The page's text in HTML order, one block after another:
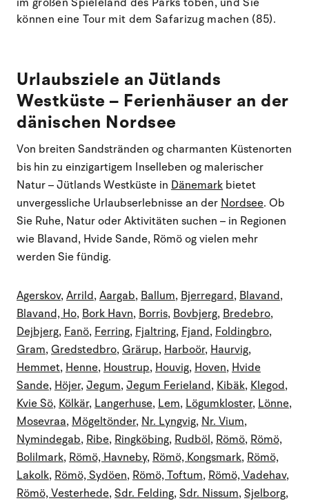
können eine Tour mit dem Safarizug machen (85).
Urlaubsziele an Jütlands
Westküste – Ferienhäuser an der
dänischen Nordsee
Von breiten Sandstränden og charmanten Küstenorten
bis hin zu einzigartigem Inselleben og malerischer
Natur – Jütlands Westküste in Dänemark bietet
unvergessliche Urlaubserlebnisse an der Nordsee. Ob
Sie Ruhe, Natur oder Aktivitäten suchen – in Regionen
wie Blavand, Hvide Sande, Römö og vielen mehr
werden Sie fündig.
Agerskov,Arrild,Aargab, Ballum, Bjerregard, Blavand,
Blavand, Ho, Bork Havn, Borris, Bovbjerg, Bredebro,
Dejbjerg, Fanö, Ferring, Fjaltring, Fjand, Foldingbro,
Gram, Gredstedbro, Grärup, Harboör, Haurvig,
Hemmet, Henne, Houstrup, Houvig, Hoven, Hvide
Sande, Höjer,Jegum,Jegum Ferieland, Kibäk, Klegod,
Kvie Sö, Kölkär, Langerhuse, Lem, Lögumkloster, Lönne,
Mosevraa, Mögeltönder, Nr. Lyngvig, Nr. Vium,
Nymindegab, Ribe, Ringköbing, Rudböl, Römö, Römö,
Bolilmark, Römö, Havneby, Römö, Kongsmark, Römö,
Lakolk, Römö, Sydöen, Römö, Toftum, Römö, Vadehav,
Römö, Vesterhede,Sdr. Felding,Sdr. Nissum,Sjelborg,